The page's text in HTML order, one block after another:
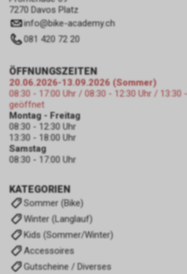
7270 Davos Platz
info@bike-academy.ch
081 420 72 20
KATEGORIEN
Sommer (Bike)
Winter (Langlauf)
Kids (Sommer/Winter)
Accessoires
Gutscheine / Diverses
ÖFFNUNGSZEITEN
20.06.2026-13.09.2026 (Sommer)
08:30 - 17:00 Uhr / 08:30 - 12:30 Uhr / 13:30
geöffnet
Montag - Freitag
08:30 - 12:30 Uhr
13:30 - 18:00 Uhr
Samstag
08:30 - 17:00 Uhr